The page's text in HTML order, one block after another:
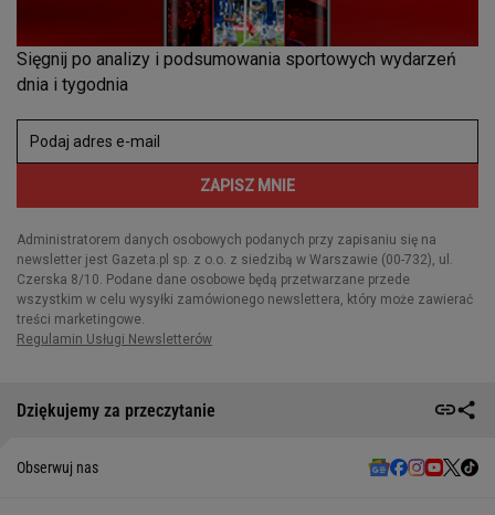
Dziękujemy za przeczytanie
Obserwuj nas